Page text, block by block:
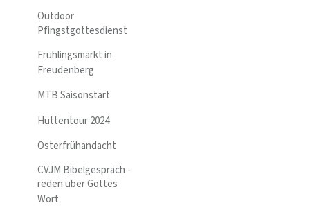
Outdoor
Pfingstgottesdienst
Frühlingsmarkt in
Freudenberg
MTB Saisonstart
Hüttentour 2024
Osterfrühandacht
CVJM Bibelgespräch -
reden über Gottes
Wort